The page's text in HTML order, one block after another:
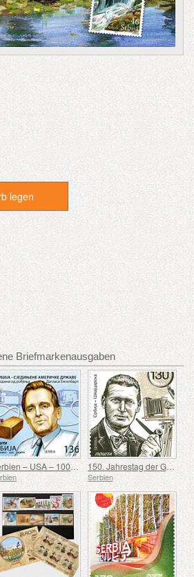
legen
Briefmarkenausgaben
Serbien – USA – 100. Geburtstag von Douglas Engelbart 150. Jahrestag der Geburt von Rodolphe Archibald Reiss
Serbien